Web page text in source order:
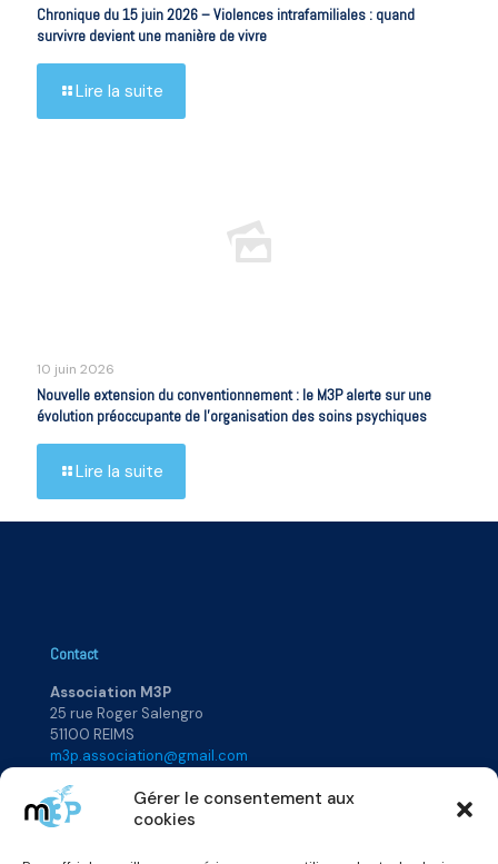
Gérer le consentement aux
cookies
Chronique du 15 juin 2026 – Violences intrafamiliales : quand
survivre devient une manière de vivre
Lire la suite
10 juin 2026
Nouvelle extension du conventionnement : le M3P alerte sur une
évolution préoccupante de l’organisation des soins psychiques
Lire la suite
Contact
Association M3P
25 rue Roger Salengro
51100 REIMS
m3p.association@gmail.com